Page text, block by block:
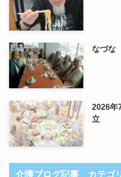
なづな
2026
立
介護ブログ記事 カテゴ